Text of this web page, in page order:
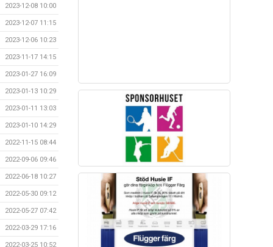
2023-12-08 10:00
2023-12-07 11:15
2023-12-06 10:23
2023-11-17 14:15
2023-01-27 16:09
2023-01-13 10:29
2023-01-11 13:03
2023-01-10 14:29
2022-11-15 08:44
2022-09-06 09:46
2022-06-18 10:27
2022-05-30 09:12
2022-05-27 07:42
2022-03-29 17:16
2022-03-25 10:52